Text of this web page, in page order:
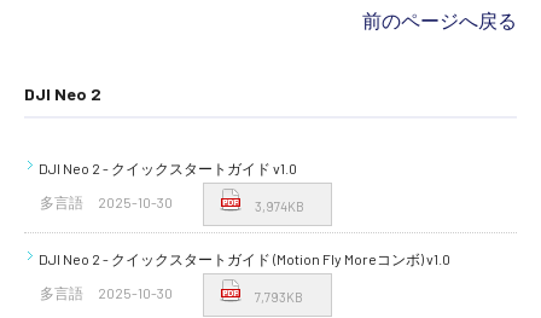
前のページへ戻る
DJI Neo 2
DJI Neo 2 - クイックスタートガイド v1.0
多言語
2025-10-30 3,974KB
DJI Neo 2 - クイックスタートガイド (Motion Fly Moreコンボ) v1.0
多言語
2025-10-30 7,793KB